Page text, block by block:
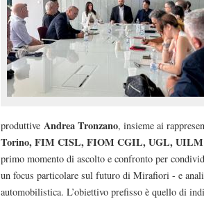
produttive Andrea Tronzano, insieme ai
Torino, FIM CISL, FIOM CGIL, UGL, UILM
primo momento di ascolto e confronto per
un focus particolare sul futuro di Mirafiori - e
automobilistica. L’obiettivo prefisso è quello di